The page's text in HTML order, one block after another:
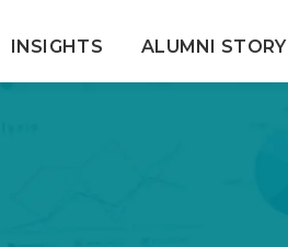
INSIGHTS ALUMNI STORY